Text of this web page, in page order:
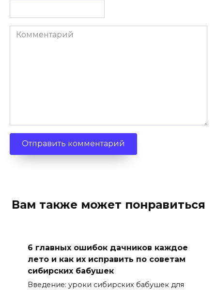
Комментарий
Вам также может понравиться
6 главных ошибок дачников каждое
лето и как их исправить по советам
сибирских бабушек
Введение: уроки сибирских бабушек для